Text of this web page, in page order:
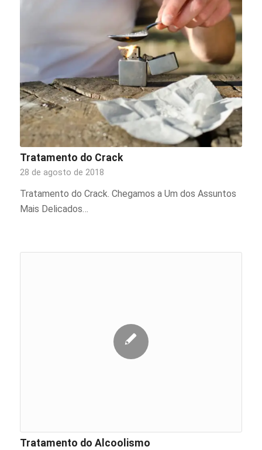
Tratamento do Crack
28 de agosto de 2018
Tratamento do Crack. Chegamos a Um dos Assuntos
Mais Delicados…
Tratamento do Alcoolismo